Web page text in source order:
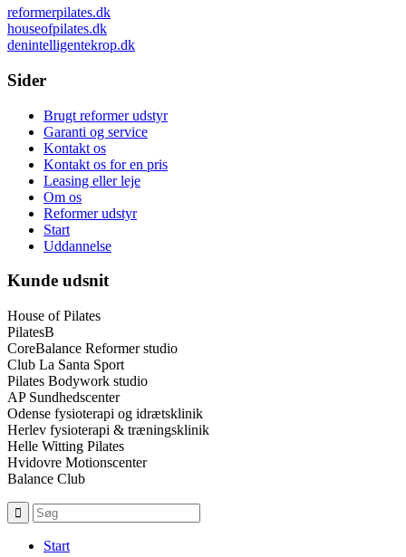
reformerpilates.dk
houseofpilates.dk
denintelligentekrop.dk
Sider
Brugt reformer udstyr
Garanti og service
Kontakt os
Kontakt os for en pris
Leasing eller leje
Om os
Reformer udstyr
Start
Uddannelse
Kunde udsnit
House of Pilates
PilatesB
CoreBalance Reformer studio
Club La Santa Sport
Pilates Bodywork studio
AP Sundhedscenter
Odense fysioterapi og idrætsklinik
Herlev fysioterapi & træningsklinik
Helle Witting Pilates
Hvidovre Motionscenter
Balance Club
Start